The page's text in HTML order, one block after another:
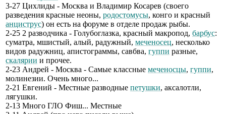
3-27 Цихлиды - Москва и Владимир Косарев (своего
разведения красные неоны, родостомусы, конго и красный
анциструс) он есть на форуме в отделе продаж рыбы.
2-25 2 разводчика - Голубоглазка, красный макропод, барбус:
суматра, мшистый, алый, радужный, меченосец, несколько
видов радужниц, апистограммы, савбва, гуппи разные,
скалярии и прочее.
2-23 Андрей - Москва - Самые классные меченосцы, гуппи,
молинезии. Очень много...
2-21 Евгений - Местные разводные петушки, аксалотли,
лягушки.
2-13 Много ГЛО Фиш... Местные